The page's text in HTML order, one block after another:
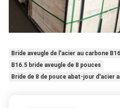
Bride aveugle de l'acier au carbone
B16.5 bride aveugle de 8 pouces
Bride de 8 de pouce abat-jour d'acier